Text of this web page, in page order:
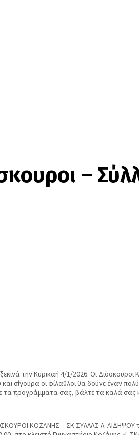
–
την Κυρικαή 4/1/2026. Οι
σίγουρα οι φίλαθλοι θα δούνε έναν
τα προγράμματα σας, βάλτε τα καλά
ΚΟΖΑΝΗΣ – ΣΚ ΣΥΛΛΑΣ Λ. ΑΙΔΗΨΟΥ